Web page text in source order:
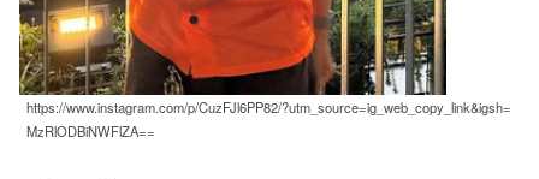
https://www.instagram.com/p/CuzFJl6PP82/?utm_source=ig_web_copy_link&igsh=
MzRlODBiNWFlZA==